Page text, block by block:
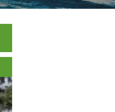
усадьбы
отели
впечатлений